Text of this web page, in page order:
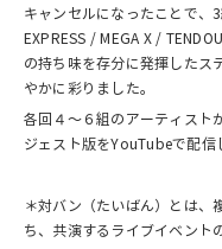
キャンセルになったことで、
EXPRESS / MEGA X /
の持ち味を存分に発揮したス
やかに彩りました。
各回４～６組のアーティスト
ジェスト版をYouTubeで配信
＊対バン（たいばん）とは、
ち、共演するライブイベント